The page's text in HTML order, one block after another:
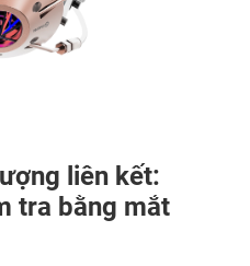
liên kết:
tra bằng mắt